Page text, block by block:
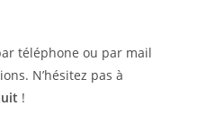
téléphone ou par mail
N’hésitez pas à
!